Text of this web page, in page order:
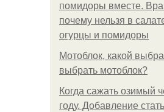
помидоры вместе.
почему нельзя в
огурцы и помидоры
Мотоблок, какой
выбрать мотоблок?
Когда сажать озимый
году. Добавление